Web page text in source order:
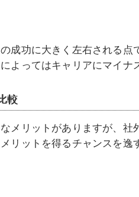
成功に大きく左右される
よってはキャリアにマイナ
較
メリットがありますが、
リットを得るチャンスを逸